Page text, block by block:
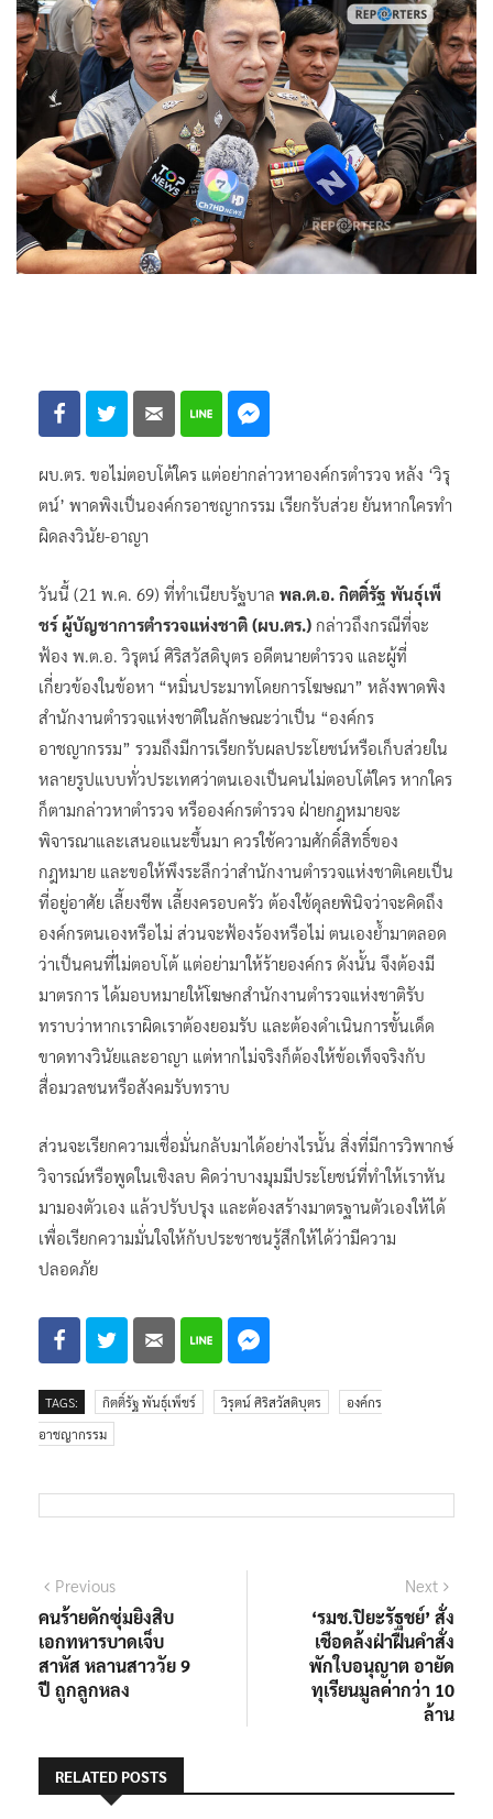
ผบ.ตร. ขอไม่ตอบโต้ใคร แต่อย่ากล่าวหาองค์กรตำรวจ หลัง ‘วิรุ
ตน์’ พาดพิงเป็นองค์กรอาชญากรรม เรียกรับส่วย ยันหากใครทำ
ผิดลงวินัย-อาญา
วันนี้ (21 พ.ค. 69) ที่ทำเนียบรัฐบาล พล.ต.อ. กิตติ์รัฐ พันธุ์เพ็
ชร์ ผู้บัญชาการตำรวจแห่งชาติ (ผบ.ตร.) กล่าวถึงกรณีที่จะ
ฟ้อง พ.ต.อ. วิรุตน์ ศิริสวัสดิบุตร อดีตนายตำรวจ และผู้ที่
เกี่ยวข้องในข้อหา “หมิ่นประมาทโดยการโฆษณา” หลังพาดพิง
สำนักงานตำรวจแห่งชาติในลักษณะว่าเป็น “องค์กร
อาชญากรรม” รวมถึงมีการเรียกรับผลประโยชน์หรือเก็บส่วยใน
หลายรูปแบบทั่วประเทศว่าตนเองเป็นคนไม่ตอบโต้ใคร หากใคร
ก็ตามกล่าวหาตำรวจ หรือองค์กรตำรวจ ฝ่ายกฎหมายจะ
พิจารณาและเสนอแนะขึ้นมา ควรใช้ความศักดิ์สิทธิ์ของ
กฎหมาย และขอให้พึงระลึกว่าสำนักงานตำรวจแห่งชาติเคยเป็น
ที่อยู่อาศัย เลี้ยงชีพ เลี้ยงครอบครัว ต้องใช้ดุลยพินิจว่าจะคิดถึง
องค์กรตนเองหรือไม่ ส่วนจะฟ้องร้องหรือไม่ ตนเองย้ำมาตลอด
ว่าเป็นคนที่ไม่ตอบโต้ แต่อย่ามาให้ร้ายองค์กร ดังนั้น จึงต้องมี
มาตรการ ได้มอบหมายให้โฆษกสำนักงานตำรวจแห่งชาติรับ
ทราบว่าหากเราผิดเราต้องยอมรับ และต้องดำเนินการขั้นเด็ด
ขาดทางวินัยและอาญา แต่หากไม่จริงก็ต้องให้ข้อเท็จจริงกับ
สื่อมวลชนหรือสังคมรับทราบ
ส่วนจะเรียกความเชื่อมั่นกลับมาได้อย่างไรนั้น สิ่งที่มีการวิพากษ์
วิจารณ์หรือพูดในเชิงลบ คิดว่าบางมุมมีประโยชน์ที่ทำให้เราหัน
มามองตัวเอง แล้วปรับปรุง และต้องสร้างมาตรฐานตัวเองให้ได้
เพื่อเรียกความมั่นใจให้กับประชาชนรู้สึกให้ได้ว่ามีความ
ปลอดภัย
TAGS: กิตติ์รัฐ พันธุ์เพ็ชร์ วิรุตน์ ศิริสวัสดิบุตร
องค์กร
อาชญากรรม
แนะแนว
เรื่อง
PreviousPrevious
post:
คนร้ายดักซุ่มยิงสิบ
เอกทหารบาดเจ็บ
สาหัส หลานสาววัย 9
ปี ถูกลูกหลง
Next
‘รมช.ปิยะรัฐชย์’ สั่ง
เชือดล้งฝ่าฝืนคำสั่ง
พักใบอนุญาต อายัด
ทุเรียนมูลค่ากว่า 10
ล้าน
RELATED POSTS